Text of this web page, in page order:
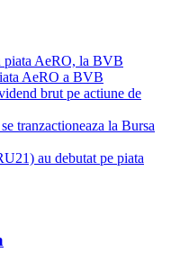
AeRO, la BVB
AeRO a BVB
brut pe actiune de
tranzactioneaza la Bursa
au debutat pe piata